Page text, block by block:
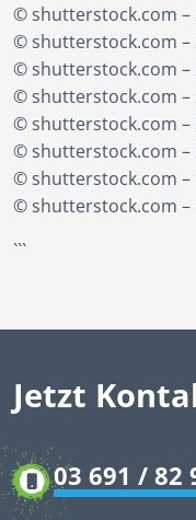
© shutterstock.com –
© shutterstock.com –
© shutterstock.com –
© shutterstock.com –
© shutterstock.com –
© shutterstock.com –
© shutterstock.com –
© shutterstock.com –
```
Jetzt
03 691 / 82